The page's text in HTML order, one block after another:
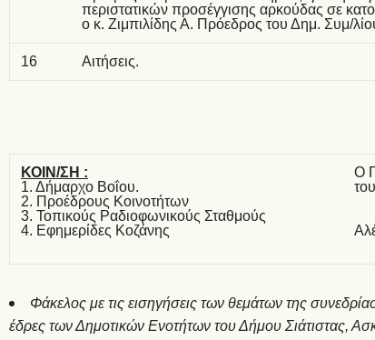
περιστατικών προσέγγισης αρκούδας σε
ο κ. Ζιμπιλίδης Α. Πρόεδρος του Δημ. Συμ/
16
Αιτήσεις.
ΚΟΙΝ/ΣΗ :
1. Δήμαρχο Βοΐου.
2. Προέδρους Κοινοτήτων
3. Τοπικούς Ραδιοφωνικούς Σταθμούς
4. Εφημερίδες Κοζάνης
Ο
Φάκελος με τις εισηγήσεις των θεμάτων της
έδρες των Δημοτικών Ενοτήτων του Δήμου Σιάτιστας,